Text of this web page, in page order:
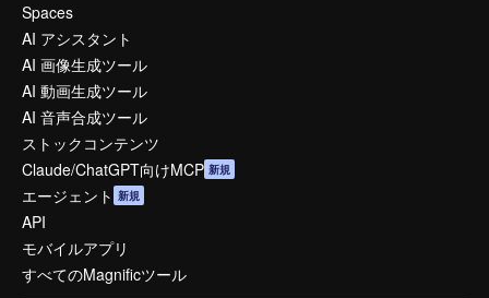
Spaces
AI アシスタント
AI 画像生成ツール
AI 動画生成ツール
AI 音声合成ツール
ストックコンテンツ
Claude/ChatGPT向けMCP 新規
エージェント 新規
API
モバイルアプリ
すべてのMagnificツール